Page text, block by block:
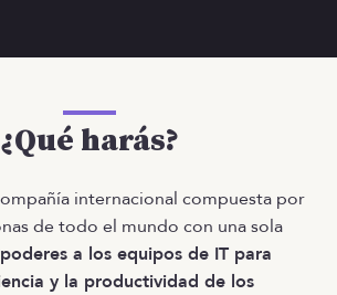
¿Qué harás?
internacional compuesta por
de todo el mundo con una sola
a los equipos de IT para
y la productividad de los